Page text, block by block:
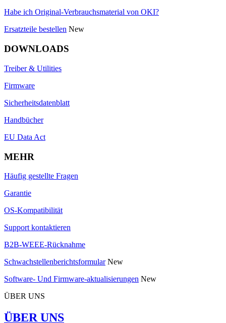
Habe ich Original-Verbrauchsmaterial von OKI?
Ersatzteile bestellen New
DOWNLOADS
Treiber & Utilities
Firmware
Sicherheitsdatenblatt
Handbücher
EU Data Act
MEHR
Häufig gestellte Fragen
Garantie
OS-Kompatibilität
Support kontaktieren
B2B-WEEE-Rücknahme
Schwachstellenberichtsformular New
Software- Und Firmware-aktualisierungen New
ÜBER UNS
ÜBER UNS